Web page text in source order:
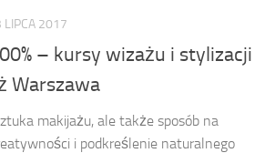
LIPCA 2017
– kursy wizażu i stylizacji
Warszawa
makijażu, ale także sposób na
i podkreślenie naturalnego